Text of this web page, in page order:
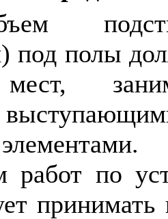
под полы
работ по